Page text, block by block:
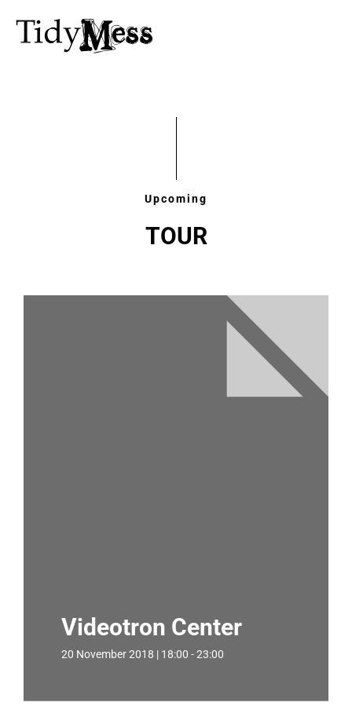
Upcoming
TOUR
Videotron Center
20 November 2018 | 18:00 - 23:00